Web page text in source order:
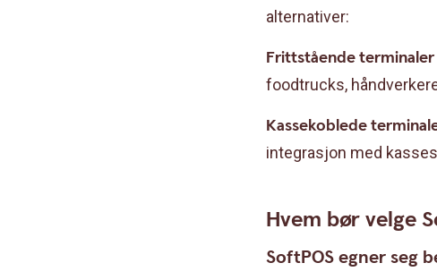
alternativer:
Frittstående terminaler
foodtrucks,
Kassekoblede
integrasjon med
Hvem bør velge
SoftPOS egner seg